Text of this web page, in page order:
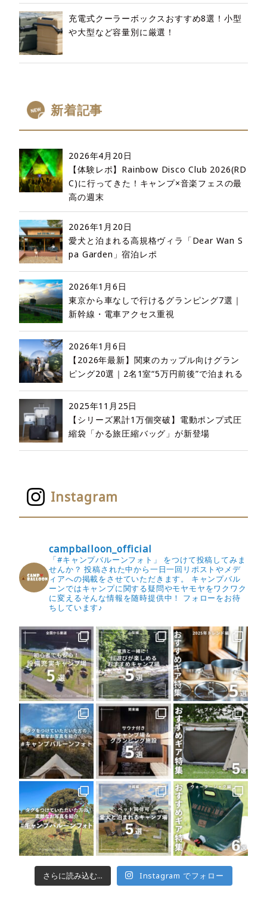
充電式クーラーボックスおすすめ8選！小型
や大型など容量別に厳選！
新着記事
2026年4月20日
【体験レポ】Rainbow Disco Club 2026(RD
C)に行ってきた！キャンプ×音楽フェスの最
高の週末
2026年1月20日
愛犬と泊まれる高規格ヴィラ「Dear Wan S
pa Garden」宿泊レポ
2026年1月6日
東京から車なしで行けるグランピング7選｜
新幹線・電車アクセス重視
2026年1月6日
【2026年最新】関東のカップル向けグラン
ピング20選｜2名1室“5万円前後”で泊まれる
2025年11月25日
【シリーズ累計1万個突破】電動ポンプ式圧
縮袋「かる旅圧縮バッグ」が新登場
Instagram
campballoon_official
「#キャンプバルーンフォト」 をつけて投稿してみま
せんか？ 投稿された中から一日一回リポストやメデ
ィアへの掲載をさせていただきます。
キャンプバル
ーンではキャンプに関する疑問やモヤモヤをワクワク
に変えるそんな情報を随時提供中！
フォローをお待
ちしています♪
さらに読み込む... Instagram でフォロー